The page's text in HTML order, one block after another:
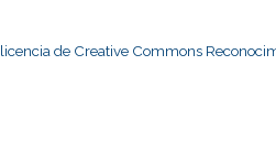
licencia de Creative Commons